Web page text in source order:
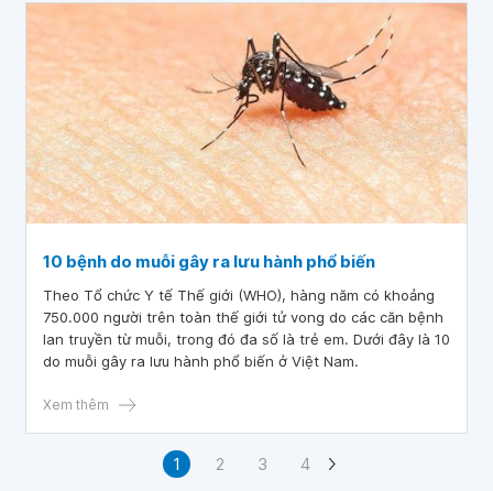
10 bệnh do muỗi gây ra lưu hành phổ biến
Theo Tổ chức Y tế Thế giới (WHO), hàng năm có khoảng
750.000 người trên toàn thế giới tử vong do các căn bệnh
lan truyền từ muỗi, trong đó đa số là trẻ em. Dưới đây là 10
do muỗi gây ra lưu hành phổ biến ở Việt Nam.
Xem thêm
1 2 3 4